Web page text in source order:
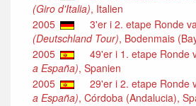
(Giro d'Italia), Italien
2005
3'er i 2. etape Ronde
(Deutschland Tour), Bodenmais
2005
49'er i 1. etape Ronde
a España), Spanien
2005
29'er i 2. etape Ronde
a España), Córdoba (Andalucia),